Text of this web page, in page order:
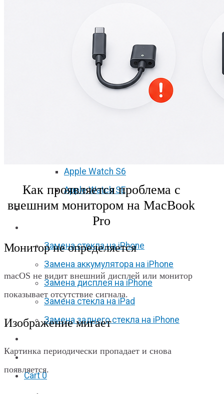
Macbook Pro Retina
(А1989/A1990)
Ремонт Apple Watch
Apple Watch S6
Apple Watch SE
Отзывы
Замена стекла на iPhone
Замена аккумулятора на iPhone
Замена дисплея на iPhone
Замена стекла на iPad
Замена заднего стекла на iPhone
F.A.Q
Cart 0
Как проявляется проблема с
внешним монитором на MacBook
Pro
Монитор не определяется
macOS не видит внешний дисплей или монитор
показывает отсутствие сигнала.
Изображение мигает
Картинка периодически пропадает и снова
появляется.